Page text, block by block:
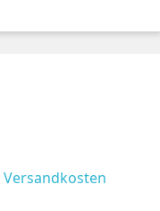
Versandkosten